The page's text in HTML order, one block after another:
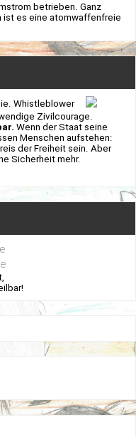
betrieben. Ganz
ist es eine atomwaffenfreie
Whistleblower
Zivilcourage.
Wenn der Staat seine
Menschen aufstehen:
der Freiheit sein. Aber
Sicherheit mehr.